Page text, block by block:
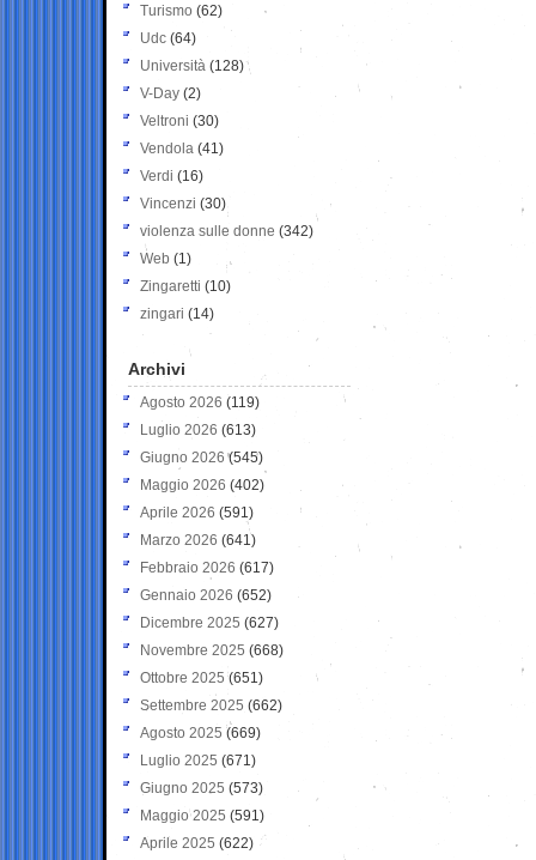
Turismo (62)
Udc (64)
Università (128)
V-Day (2)
Veltroni (30)
Vendola (41)
Verdi (16)
Vincenzi (30)
violenza sulle donne (342)
Web (1)
Zingaretti (10)
zingari (14)
Archivi
Agosto 2026 (119)
Luglio 2026 (613)
Giugno 2026 (545)
Maggio 2026 (402)
Aprile 2026 (591)
Marzo 2026 (641)
Febbraio 2026 (617)
Gennaio 2026 (652)
Dicembre 2025 (627)
Novembre 2025 (668)
Ottobre 2025 (651)
Settembre 2025 (662)
Agosto 2025 (669)
Luglio 2025 (671)
Giugno 2025 (573)
Maggio 2025 (591)
Aprile 2025 (622)